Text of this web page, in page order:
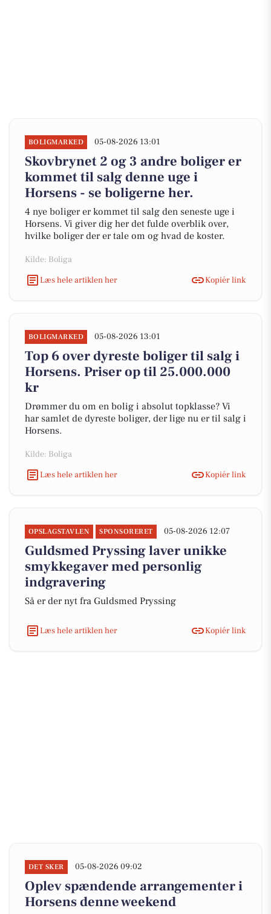
BOLIGMARKED 05-08-2026 13:01
Skovbrynet 2 og 3 andre boliger er
kommet til salg denne uge i
Horsens - se boligerne her.
4 nye boliger er kommet til salg den seneste uge i
Horsens. Vi giver dig her det fulde overblik over,
hvilke boliger der er tale om og hvad de koster.
Kilde: Boliga
Læs hele artiklen her
Kopiér link
BOLIGMARKED 05-08-2026 13:01
Top 6 over dyreste boliger til salg i
Horsens. Priser op til 25.000.000
kr
Drømmer du om en bolig i absolut topklasse? Vi
har samlet de dyreste boliger, der lige nu er til salg i
Horsens.
Kilde: Boliga
Læs hele artiklen her
Kopiér link
OPSLAGSTAVLEN SPONSORERET 05-08-2026 12:07
Guldsmed Pryssing laver unikke
smykkegaver med personlig
indgravering
Så er der nyt fra Guldsmed Pryssing
Læs hele artiklen her Kopiér link
DET SKER 05-08-2026 09:02
Oplev spændende arrangementer i
Horsens denne weekend